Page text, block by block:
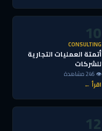
10
CONSULTING
أتمتة العمليات التجارية
للشركات
👁 246 مشاهدة
اقرأ ←
12